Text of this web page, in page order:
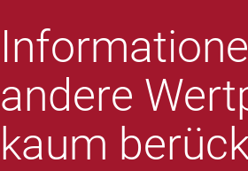
andere
kaum